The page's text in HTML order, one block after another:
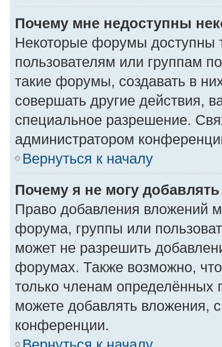
Почему мне недоступны
Некоторые форумы доступны
пользователям или группам
такие форумы, создавать в
совершать другие действия,
специальное разрешение.
администратором
Вернуться к началу
Почему я не могу
Право добавления вложений
форума, группы или
может не разрешить
форумах. Также возможно,
только членам определённых
можете добавлять вложения,
конференции.